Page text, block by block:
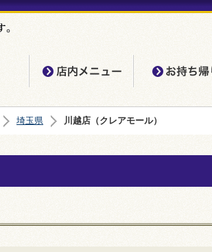
埼玉県 川越店（クレアモール）